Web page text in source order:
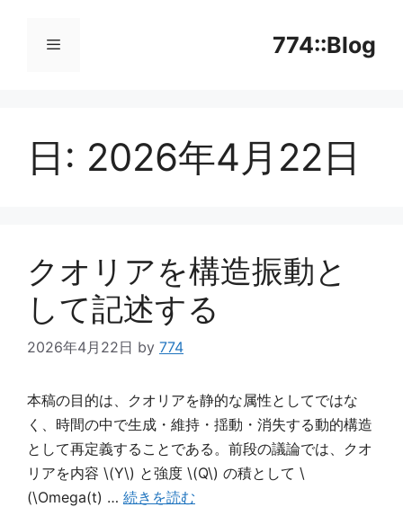
774::Blog
ニ
日: 2026年4月22日
クオリアを構造振動と
して記述する
2026年4月22日 by 774
本稿の目的は、クオリアを静的な属性としてではな
く、時間の中で生成・維持・揺動・消失する動的構造
として再定義することである。前段の議論では、クオ
リアを内容 \(Y\) と強度 \(Q\) の積として \
(\Omega(t) … 続きを読む